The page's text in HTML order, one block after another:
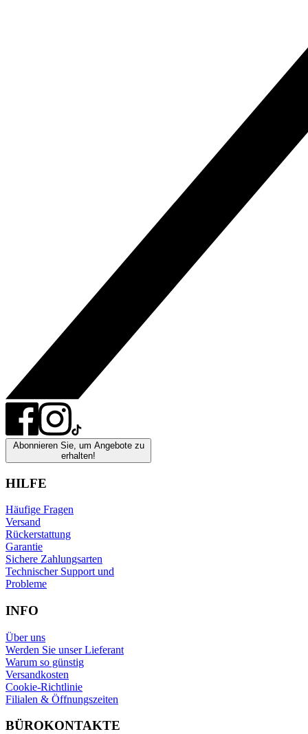
Abonnieren Sie, um Angebote zu
erhalten!
HILFE
Häufige Fragen
Versand
Rückerstattung
Garantie
Sichere Zahlungsarten
Technischer Support und
Probleme
INFO
Über uns
Werden Sie unser Lieferant
Warum so günstig
Versandkosten
Cookie-Richtlinie
Filialen & Öffnungszeiten
BÜROKONTAKTE